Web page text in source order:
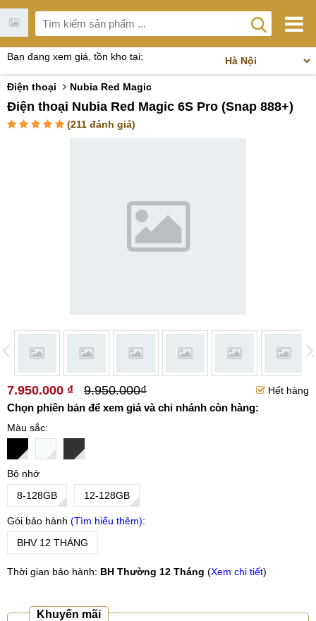
Bạn đang xem giá, tồn kho tại:
Điện thoại Nubia Red Magic
Điện thoại Nubia Red Magic 6S Pro (Snap 888+)
(211 đánh giá)
7.950.000 ₫ 9.950.000₫ Hết hàng
Chọn phiên bản để xem giá và chi nhánh còn hàng:
Màu sắc
Bộ nhớ
8-128GB
12-128GB
Gói bảo hành
Tìm hiểu thêm
BHV 12 THÁNG
Thời gian bảo hành: BH Thường 12 Tháng (Xem chi tiết)
Khuyến mãi